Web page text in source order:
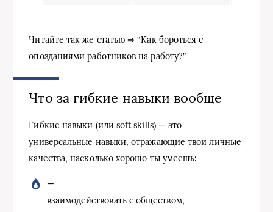
Читайте так же статью ⇒ “Как бороться с
опозданиями работников на работу?”
Что за гибкие навыки вообще
Гибкие навыки (или soft skills) — это
универсальные навыки, отражающие твои личные
качества, насколько хорошо ты умеешь:
—
взаимодействовать с обществом,